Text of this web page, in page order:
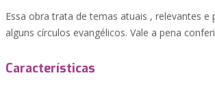
Essa obra trata de temas atuais , relevantes e
alguns círculos evangélicos. Vale a pena
Características